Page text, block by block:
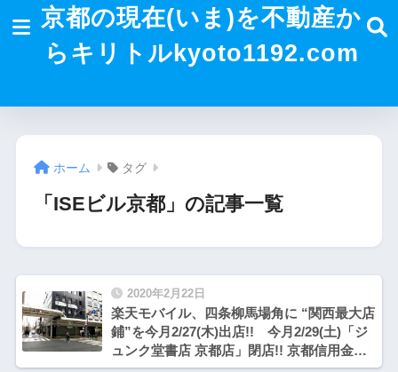
京都の現在(いま)を不動産か
らキリトルkyoto1192.com
ホーム タグ
「ISEビル京都」の記事一覧
2020年2月22日
楽天モバイル、四条柳馬場角に “関西最大店
鋪”を今月2/27(木)出店!! 今月2/29(土)「ジ
ュンク堂書店 京都店」閉店!! 京都信用金庫